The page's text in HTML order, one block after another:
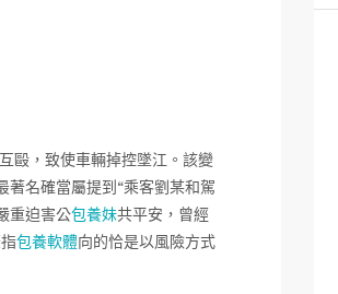
毆，致使車輛掉控墜江。該變
著名確當屬提到“乘客劉某和駕
重迫害公包養妹共平安，曾經
包養軟體向的恰是以風險方式